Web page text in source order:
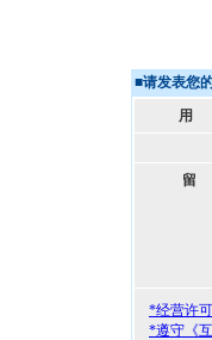
■请发表您
用
留
*经营许
*遵守《